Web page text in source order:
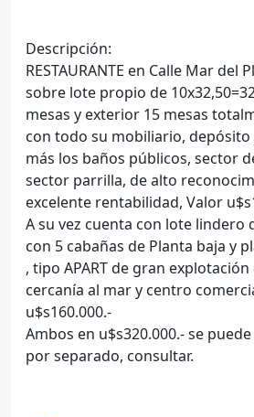
Descripción:
RESTAURANTE en Calle Mar del
sobre lote propio de
mesas y exterior 15 mesas
con todo su mobiliario, depósito
más los baños públicos, sector
sector parrilla, de alto
excelente rentabilidad, Valor
A su vez cuenta con lote lindero
con 5 cabañas de Planta baja y
, tipo APART de gran
cercanía al mar y centro
u$s160.000.-
Ambos en u$s320.000.- se
por separado, consultar.